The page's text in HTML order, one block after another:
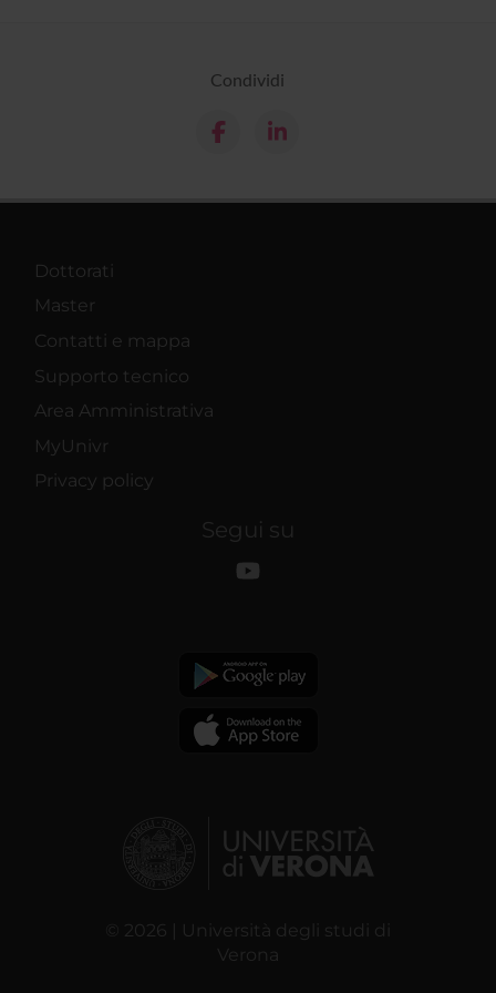
Condividi
Dottorati
Master
Contatti e mappa
Supporto tecnico
Area Amministrativa
MyUnivr
Privacy policy
Segui su
© 2026 | Università degli studi di
Verona